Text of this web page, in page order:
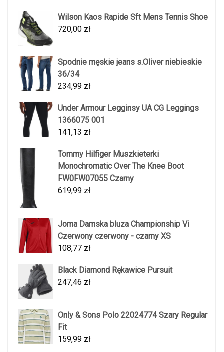
Wilson Kaos Rapide Sft Mens Tennis Shoe
720,00 zł
Spodnie męskie jeans s.Oliver niebieskie
36/34
234,99 zł
Under Armour Legginsy UA CG Leggings
1366075 001
141,13 zł
Tommy Hilfiger Muszkieterki
Monochromatic Over The Knee Boot
FW0FW07055 Czarny
619,99 zł
Joma Damska bluza Championship Vi
Czerwony czerwony - czarny XS
108,77 zł
Black Diamond Rękawice Pursuit
247,46 zł
Only & Sons Polo 22024774 Szary Regular
Fit
159,99 zł